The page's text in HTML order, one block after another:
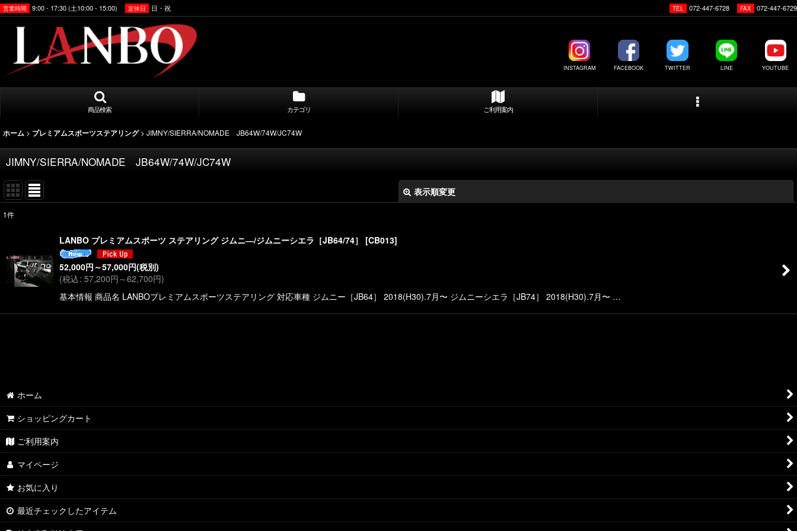
営業時間 9:00 - 17:30 (土10:00 - 15:00) 定休日 日・祝 TEL 072-447-6728 FAX 072-447-6729
INSTAGRAM FACEBOOK TWITTER LINE YOUTUBE
商品検索 カテゴリ ご利用案内
ホーム > プレミアムスポーツステアリング > JIMNY/SIERRA/NOMADE JB64W/74W/JC74W
JIMNY/SIERRA/NOMADE JB64W/74W/JC74W
表示順変更
並び順:
1件
LANBO プレミアムスポーツ ステアリング ジムニ―/ジムニーシエラ［JB64/74］ [CB013]
52,000円 ～57,000円(税別)
(税込: 57,200円 ～62,700円)
基本情報 商品名 LANBOプレミアムスポーツステアリング 対応車種 ジムニー［JB64］ 2018(H30).7月〜 ジムニーシエラ［JB74］ 2018(H30).7月〜 …
ホーム
ショッピングカート
ご利用案内
マイページ
お気に入り
最近チェックしたアイテム